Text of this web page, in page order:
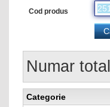
Cod produs
Numar
Categorie